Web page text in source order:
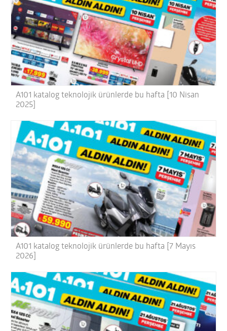
A101 katalog teknolojik ürünlerde bu hafta [10 Nisan
2025]
A101 katalog teknolojik ürünlerde bu hafta [7 Mayıs
2026]